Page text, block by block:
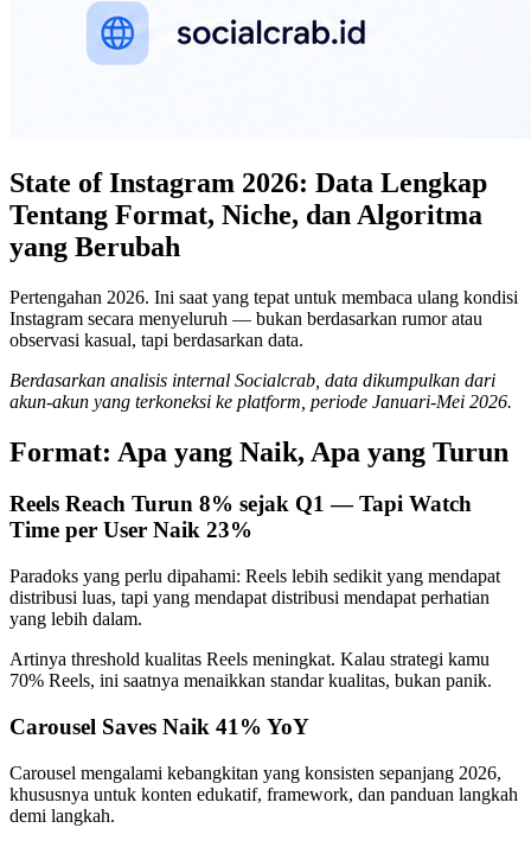
State of Instagram 2026: Data Lengkap
Tentang Format, Niche, dan Algoritma
yang Berubah
Pertengahan 2026. Ini saat yang tepat untuk membaca ulang kondisi
Instagram secara menyeluruh — bukan berdasarkan rumor atau
observasi kasual, tapi berdasarkan data.
Berdasarkan analisis internal Socialcrab, data dikumpulkan dari
akun-akun yang terkoneksi ke platform, periode Januari-Mei 2026.
Format: Apa yang Naik, Apa yang Turun
Reels Reach Turun 8% sejak Q1 — Tapi Watch
Time per User Naik 23%
Paradoks yang perlu dipahami: Reels lebih sedikit yang mendapat
distribusi luas, tapi yang mendapat distribusi mendapat perhatian
yang lebih dalam.
Artinya threshold kualitas Reels meningkat. Kalau strategi kamu
70% Reels, ini saatnya menaikkan standar kualitas, bukan panik.
Carousel Saves Naik 41% YoY
Carousel mengalami kebangkitan yang konsisten sepanjang 2026,
khususnya untuk konten edukatif, framework, dan panduan langkah
demi langkah.